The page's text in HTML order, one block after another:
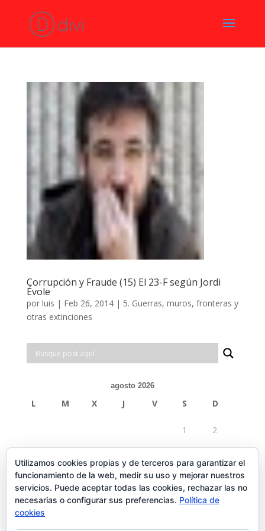
Corrupción y Fraude (15) El 23-F según Jordi
Évole
por luis | Feb 26, 2014| 5. Guerras, muros, fronteras y
otras extinciones
agosto 2026
L M X J V S D
1 2
10 11 12 13 14 15 16
17
Utilizamos cookies propias y de terceros para garantizar el
funcionamiento de la web, medir su uso y mejorar nuestros
servicios. Puede aceptar todas las cookies, rechazar las no
necesarias o configurar sus preferencias. Política de
cookies